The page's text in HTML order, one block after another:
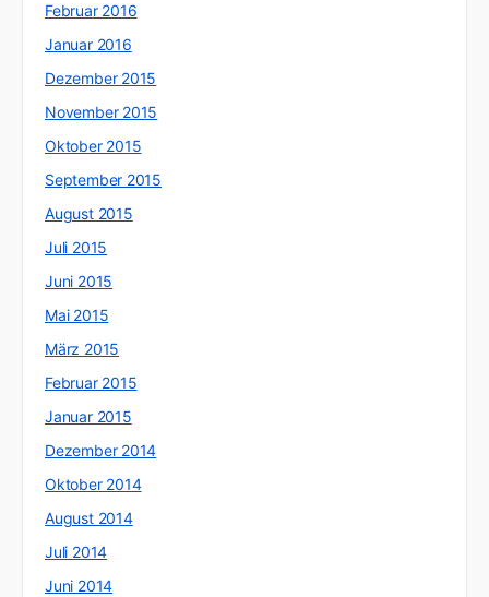
Februar 2016
Januar 2016
Dezember 2015
November 2015
Oktober 2015
September 2015
August 2015
Juli 2015
Juni 2015
Mai 2015
März 2015
Februar 2015
Januar 2015
Dezember 2014
Oktober 2014
August 2014
Juli 2014
Juni 2014